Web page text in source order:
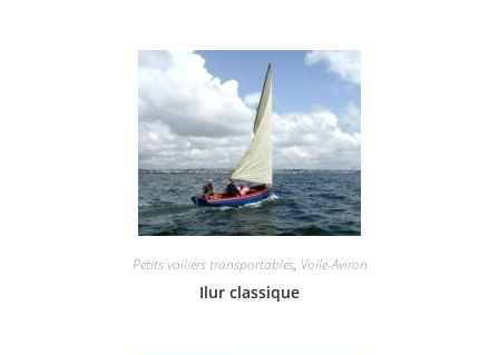
Petits voiliers transportables, Voile-Aviron
Ilur classique